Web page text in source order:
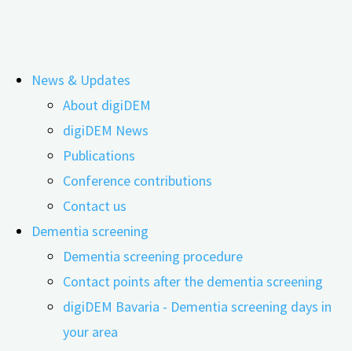
to
content
News & Updates
About digiDEM
digiDEM News
Publications
Conference contributions
Contact us
Dementia screening
Dementia screening procedure
Contact points after the dementia screening
digiDEM Bavaria - Dementia screening days in
your area
‚Cognitive Reserve‘ through
Professional Challenges